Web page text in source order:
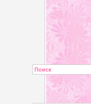
Поиск